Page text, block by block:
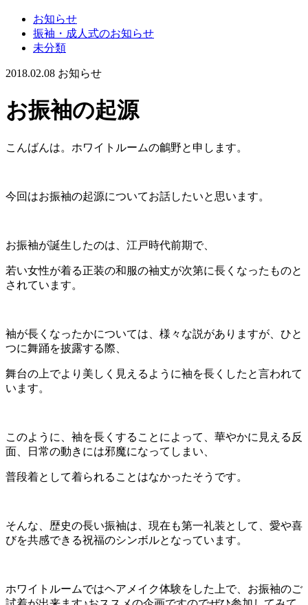
お知らせ
振袖・成人式のお知らせ
未分類
2018.02.08 お知らせ
お振袖の起源
こんばんは。ホワイトルームの鸙野と申します。
今回はお振袖の起源についてお話したいと思います。
お振袖が誕生したのは、江戸時代前期で、
若い女性が着る正装の和服の袖丈が次第に長くなったものと
されています。
袖が長くなったかについては、様々な説がありますが、ひと
つに舞踊を披露する際、
舞台の上でより美しく見えるように袖を長くしたと言われて
います。
このように、袖を長くすることによって、華やかに見える反
面、日常の動きには邪魔になってしまい、
普段着として着られることはなかったそうです。
そんな、歴史の長い振袖は、現在も第一礼装として、愛や喜
びを共感できる祝福のシンボルとなっています。
ホワイトルームではヘアメイク体験をした上で、お振袖のご